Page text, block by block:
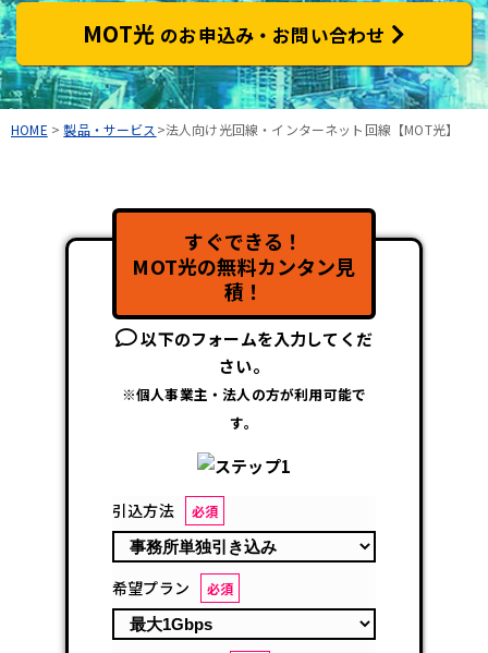
MOT光 のお申込み・お問い合わせ
HOME >製品・サービス >法人向け光回線・インターネット回線【MOT光】
すぐできる！
MOT光の無料カンタン見
積！
以下のフォームを入力してくだ
さい。
※個人事業主・法人の方が利用可能で
す。
引込方法 必須
希望プラン 必須